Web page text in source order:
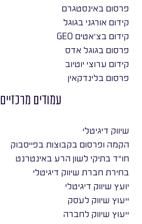
פרסום באינסטגרם
קידום אורגני בגוגל
קידום בצ׳אטים GEO
פרסום בגוגל אדס
קידום ערוצי יוטיוב
פרסום בלינדקאין
עמודים מרכזיים
שיווק דיגיטלי
הקמה ופרסום בקבוצות בפייסבוק
חו״ד בתיקי לשון הרע באינטרנט
בחירת חברת שיווק דיגיטלי
יועץ שיווק דיגיטלי
ייעוץ שיווק לעסק
ייעוץ שיווק לחברה